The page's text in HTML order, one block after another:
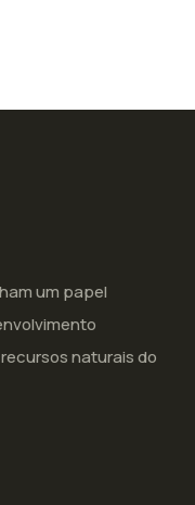
um papel
naturais do